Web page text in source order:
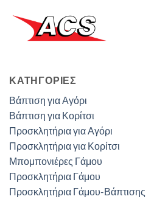
ΚΑΤΗΓΟΡΊΕΣ
Βάπτιση για Αγόρι
Βάπτιση για Κορίτσι
Προσκλητήρια για Αγόρι
Προσκλητήρια για Κορίτσι
Μπομπονιέρες Γάμου
Προσκλητήρια Γάμου
Προσκλητήρια Γάμου-Βάπτισης